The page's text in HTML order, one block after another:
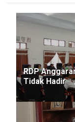
RDP
Tidak Hadir